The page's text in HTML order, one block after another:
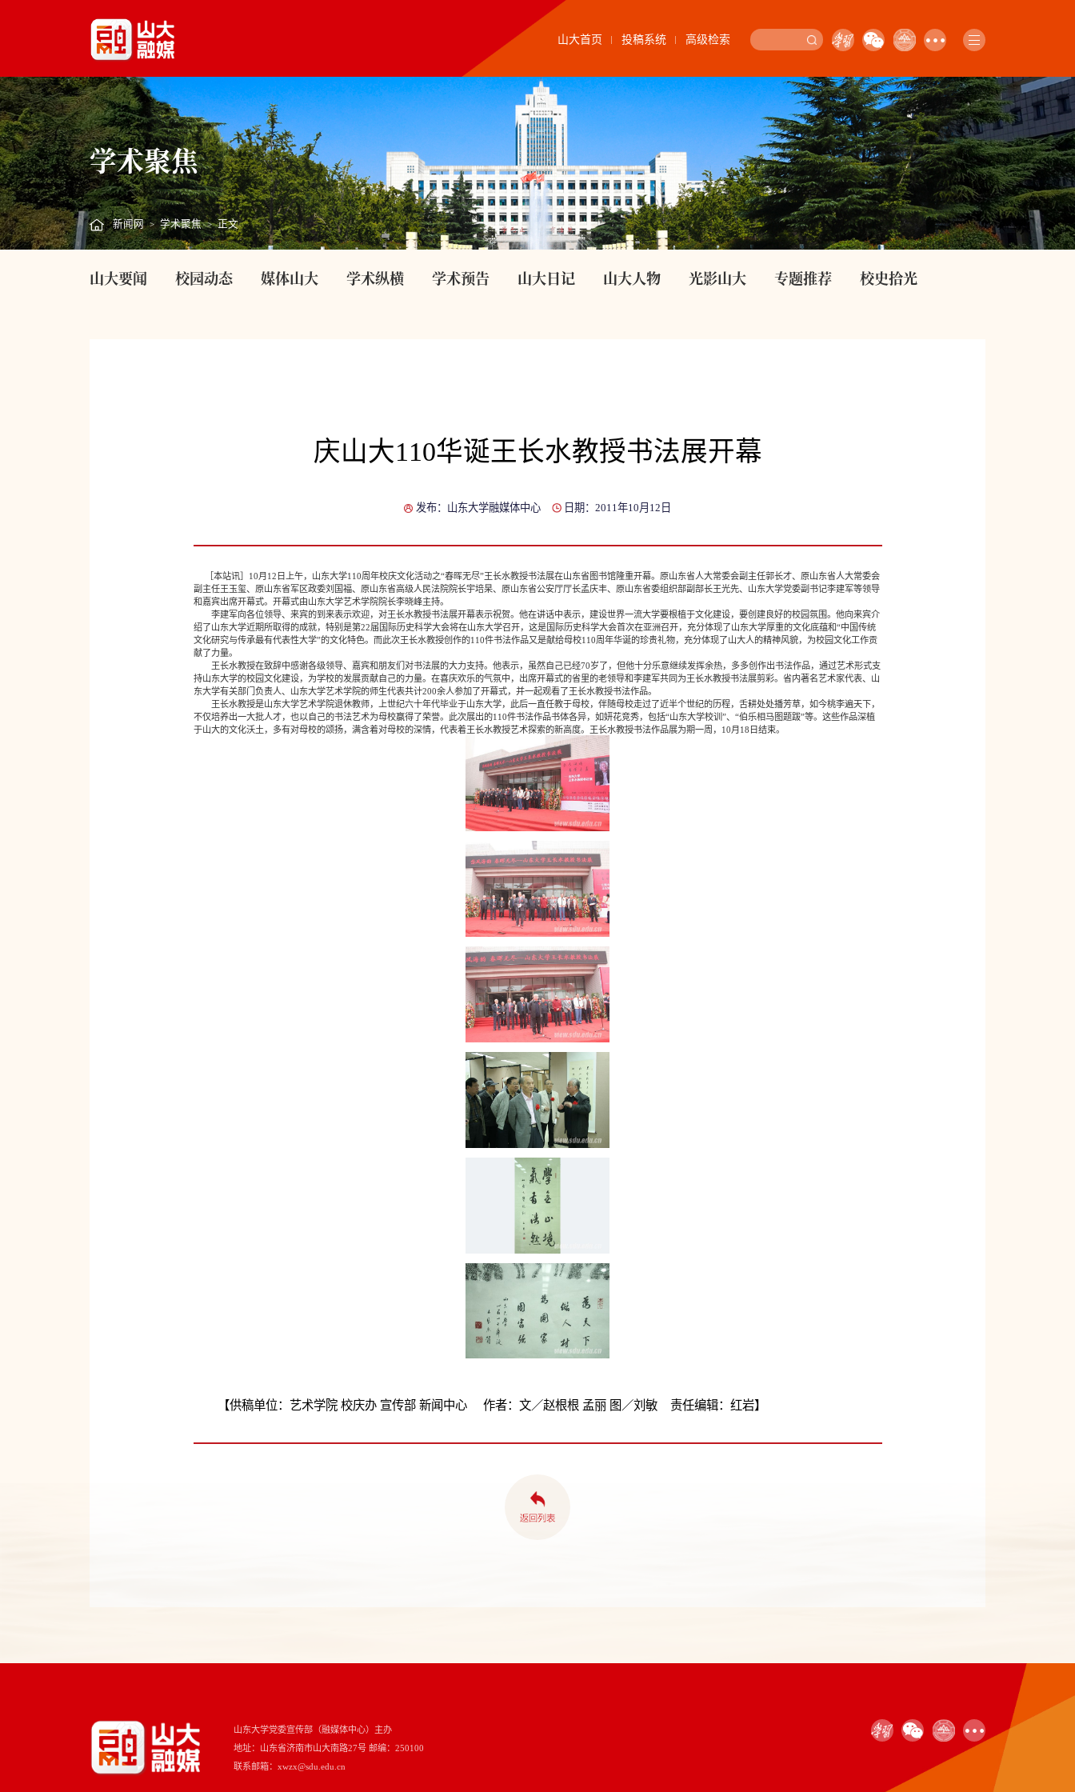
山大首页 投稿系统 高级检索
学术聚焦
新闻网 > 学术聚焦 > 正文
山大要闻 校园动态 媒体山大 学术纵横 学术预告 山大日记 山大人物 光影山大 专题推荐 校史拾光
庆山大110华诞王长水教授书法展开幕
发布：山东大学融媒体中心 日期：2011年10月12日
［本站讯］10月12日上午，山东大学110周年校庆文化活动之“春晖无尽”王长水教授书法展在山东省图书馆隆重开幕。原山东省人大常委会副主任郭长才、原山东省人大常委会
副主任王玉玺、原山东省军区政委刘国福、原山东省高级人民法院院长宇培杲、原山东省公安厅厅长孟庆丰、原山东省委组织部副部长王光先、山东大学党委副书记李建军等领导
和嘉宾出席开幕式。开幕式由山东大学艺术学院院长李晓峰主持。
李建军向各位领导、来宾的到来表示欢迎，对王长水教授书法展开幕表示祝贺。他在讲话中表示，建设世界一流大学要根植于文化建设，要创建良好的校园氛围。他向来宾介
绍了山东大学近期所取得的成就，特别是第22届国际历史科学大会将在山东大学召开，这是国际历史科学大会首次在亚洲召开，充分体现了山东大学厚重的文化底蕴和“中国传统
文化研究与传承最有代表性大学”的文化特色。而此次王长水教授创作的110件书法作品又是献给母校110周年华诞的珍贵礼物，充分体现了山大人的精神风貌，为校园文化工作贡
献了力量。
王长水教授在致辞中感谢各级领导、嘉宾和朋友们对书法展的大力支持。他表示，虽然自己已经70岁了，但他十分乐意继续发挥余热，多多创作出书法作品，通过艺术形式支
持山东大学的校园文化建设，为学校的发展贡献自己的力量。在喜庆欢乐的气氛中，出席开幕式的省里的老领导和李建军共同为王长水教授书法展剪彩。省内著名艺术家代表、山
东大学有关部门负责人、山东大学艺术学院的师生代表共计200余人参加了开幕式，并一起观看了王长水教授书法作品。
王长水教授是山东大学艺术学院退休教师，上世纪六十年代毕业于山东大学，此后一直任教于母校，伴随母校走过了近半个世纪的历程，舌耕处处播芳草，如今桃李遍天下，
不仅培养出一大批人才，也以自己的书法艺术为母校赢得了荣誉。此次展出的110件书法作品书体各异，如妍花竞秀，包括“山东大学校训”、“伯乐相马图题跋”等。这些作品深植
于山大的文化沃土，多有对母校的颂扬，满含着对母校的深情，代表着王长水教授艺术探索的新高度。王长水教授书法作品展为期一周，10月18日结束。
【供稿单位：艺术学院 校庆办 宣传部 新闻中心 作者：文／赵根根 孟丽 图／刘敏 责任编辑：红岩】
山东大学党委宣传部（融媒体中心）主办
地址：山东省济南市山大南路27号 邮编：250100
联系邮箱：xwzx@sdu.edu.cn